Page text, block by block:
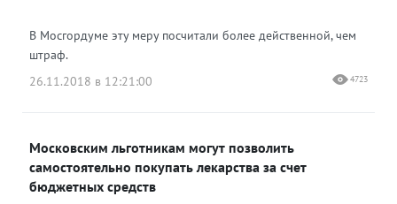
В Мосгордуме эту меру посчитали более действенной, чем
штраф.
26.11.2018 в 12:21:00
4723
Московским льготникам могут позволить
самостоятельно покупать лекарства за счет
бюджетных средств